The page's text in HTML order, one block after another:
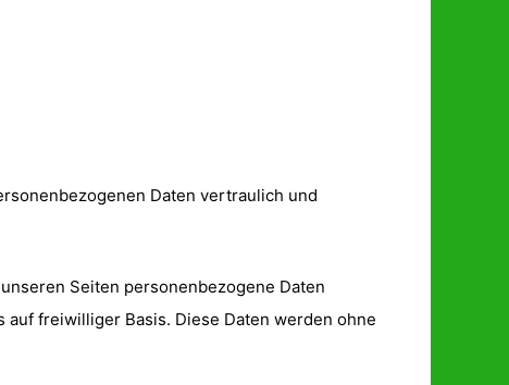
Daten vertraulich und
Seiten personenbezogene Daten
freiwilliger Basis. Diese Daten werden ohne